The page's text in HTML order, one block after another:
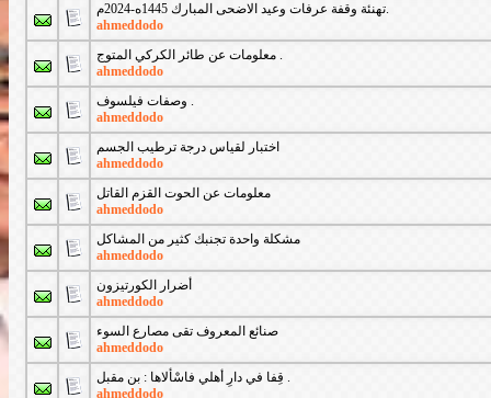
تهنئة وقفة عرفات وعيد الاضحى المبارك 1445ه-2024م.
ahmeddodo
معلومات عن طائر الكركي المتوج .
ahmeddodo
وصفات فيلسوف .
ahmeddodo
اختبار لقياس درجة ترطيب الجسم
ahmeddodo
معلومات عن الحوت القزم القاتل
ahmeddodo
مشكلة واحدة تجنبك كثير من المشاكل
ahmeddodo
أضرار الكورتيزون
ahmeddodo
صنائع المعروف تقى مصارع السوء
ahmeddodo
قِفا في دارِ أهلي فاسْألاها : بن مقبل .
ahmeddodo